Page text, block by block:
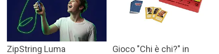
ZipString Luma
Gioco "Chi è chi?" in